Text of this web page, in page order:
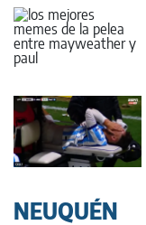
NEUQUÉN